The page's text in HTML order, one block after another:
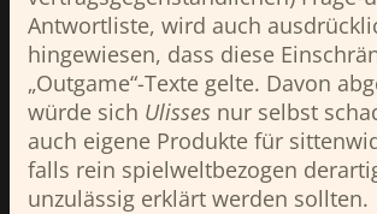
Antwortliste, wird auch
hingewiesen, dass diese
„Outgame“-Texte gelte. Davon
würde sich Ulisses nur selbst
auch eigene Produkte für
falls rein spielweltbezogen
unzulässig erklärt werden sollten.